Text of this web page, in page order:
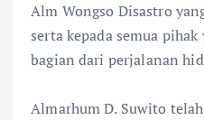
Alm Wongso Disastro
serta kepada semua
bagian dari perjalanan
Almarhum D. Suwito